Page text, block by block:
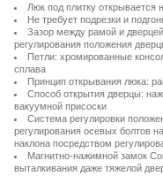
Люк под плитку открывается
Не требует подрезки и
Зазор между рамой и
регулирования положения
Петли: хромированные
сплава
Принцип открывания люка:
Способ открытия дверцы:
вакуумной присоски
Система регулировки
регулирования осевых болтов
наклона посредством
Магнитно-нажимной замок
выталкивания даже тяжелой